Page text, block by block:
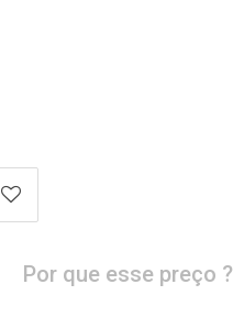
Por que esse preço ?